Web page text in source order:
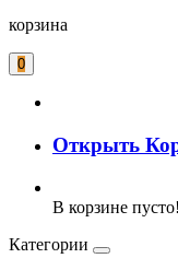
корзина
0
Открыть
В корзине пусто!
Категории